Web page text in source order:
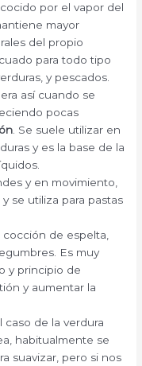
por el vapor del
mayor
del propio
para todo tipo
y pescados.
así cuando se
pocas
. Se suele utilizar en
y es la base de la
y en movimiento,
se utiliza para pastas
cocción de espelta,
Es muy
y principio de
y aumentar la
caso de la verdura
habitualmente se
suavizar, pero si nos